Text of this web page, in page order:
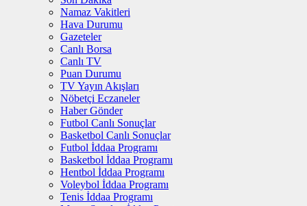
Namaz Vakitleri
Hava Durumu
Gazeteler
Canlı Borsa
Canlı TV
Puan Durumu
TV Yayın Akışları
Nöbetçi Eczaneler
Haber Gönder
Futbol Canlı Sonuçlar
Basketbol Canlı Sonuçlar
Futbol İddaa Programı
Basketbol İddaa Programı
Hentbol İddaa Programı
Voleybol İddaa Programı
Tenis İddaa Programı